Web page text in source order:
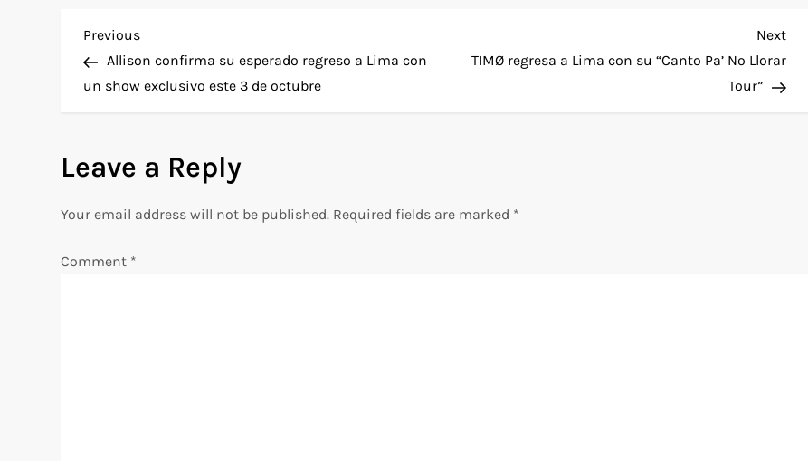
P
o
t
n
a
Previous
Post
Previous
Allison confirma su esperado regreso a Lima con
un show exclusivo este 3 de octubre
Next
Post
Next
TIMØ regresa a Lima con su “Canto Pa’ No Llorar
Tour”
Leave a Reply
Your email address will not be published. Required fields are marked *
Comment *